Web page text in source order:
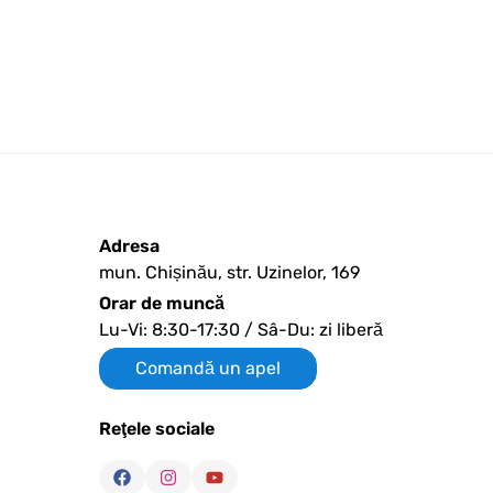
Adresa
mun. Chișinău, str. Uzinelor, 169
Orar de muncă
Lu-Vi: 8:30-17:30 / Sâ-Du: zi liberă
Comandă un apel
Reţele sociale